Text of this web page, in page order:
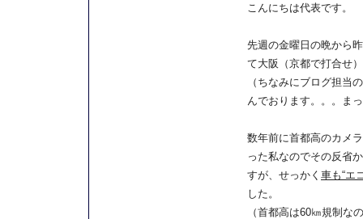
こんにちは代表です。
先週の金曜日の晩から
て大阪（京都で打合せ
（ちなみにブログ担当
んでおります。。。ま
数年前に首都高のカメ
った私なのでその反省
すが、せっかく 車も“エ
した。
（首都高は60㎞規制な